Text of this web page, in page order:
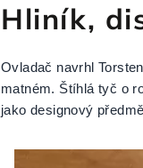
Hliník,
Ovladač navrhl
matném. Štíhlá tyč o
jako designový